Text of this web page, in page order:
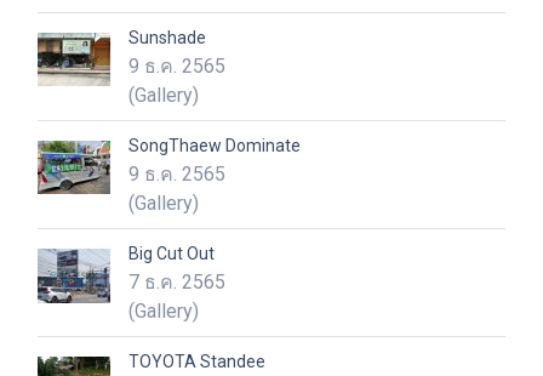
Sunshade
9 ธ.ค. 2565
(Gallery)
SongThaew Dominate
9 ธ.ค. 2565
(Gallery)
Big Cut Out
7 ธ.ค. 2565
(Gallery)
TOYOTA Standee